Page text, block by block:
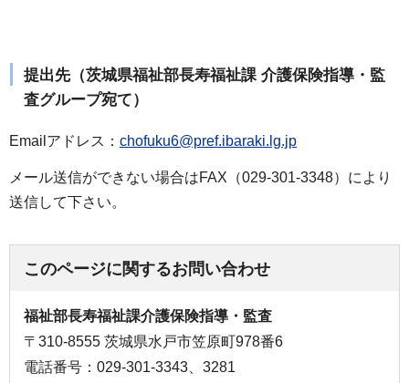
提出先（茨城県福祉部長寿福祉課 介護保険指導・監
査グループ宛て）
Emailアドレス： chofuku6@pref.ibaraki.lg.jp
メール送信ができない場合はFAX（029-301-3348）により
送信して下さい。
このページに関するお問い合わせ
福祉部長寿福祉課介護保険指導・監査
〒310-8555 茨城県水戸市笠原町978番6
電話番号：029-301-3343、3281